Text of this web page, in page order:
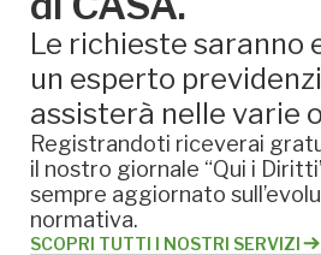
Le richieste saranno
un esperto
assisterà nelle varie
Registrandoti riceverai
il nostro giornale “Qui i
sempre aggiornato
normativa.
SCOPRI TUTTI I NOSTRI SERVIZI